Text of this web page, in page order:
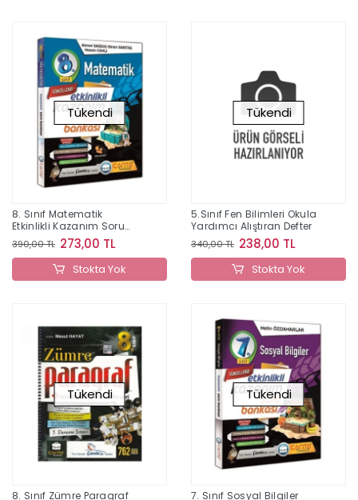
Tükendi
8. Sınıf Matematik
Etkinlikli Kazanım Soru
Bankası
390,00 TL 273,00 TL
Stokta Yok
Tükendi
5.Sınıf Fen Bilimleri Okula
Yardımcı Alıştıran Defter
340,00 TL 238,00 TL
Stokta Yok
Tükendi
8. Sınıf Zümre Paragraf
Tükendi
7. Sınıf Sosyal Bilgiler